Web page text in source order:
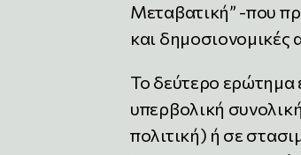
Μεταβατική” -που
και δημοσιονομικές
Το δεύτερο ερώτημα
υπερβολική
πολιτική) ή σε